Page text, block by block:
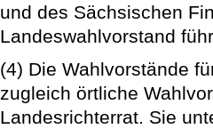
und des Sächsischen
Landeswahlvorstand
(4) Die Wahlvorstände
zugleich örtliche
Landesrichterrat. Sie